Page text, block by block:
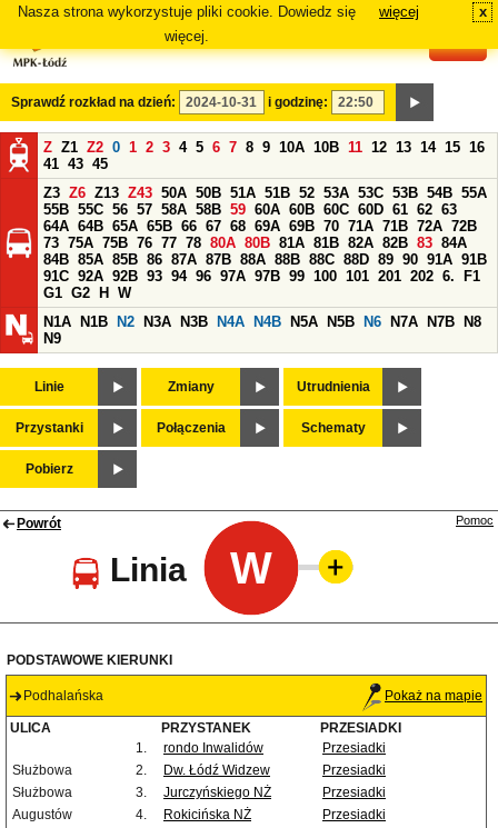
Nasza strona wykorzystuje pliki cookie. Dowiedz się
więcej.
więcej x
Sprawdź rozkład na dzień: i godzinę:
Z Z1 Z2 0 1 2 3 4 5 6 7 8 9 10A 10B 11 12 13 14 15 16
41 43 45
Z3 Z6 Z13 Z43 50A 50B 51A 51B 52 53A 53C 53B 54B 55A
55B 55C 56 57 58A 58B 59 60A 60B 60C 60D 61 62 63
64A 64B 65A 65B 66 67 68 69A 69B 70 71A 71B 72A 72B
73 75A 75B 76 77 78 80A 80B 81A 81B 82A 82B 83 84A
84B 85A 85B 86 87A 87B 88A 88B 88C 88D 89 90 91A 91B
91C 92A 92B 93 94 96 97A 97B 99 100 101 201 202 6.
F1
G1 G2 H
W
N1A
N1B N2 N3A N3B N4A N4B N5A N5B N6 N7A N7B
N8
N9
Linie Zmiany Utrudnienia
Przystanki Połączenia Schematy
Pobierz
Powrót
Linia W
Pomoc
PODSTAWOWE KIERUNKI
Podhalańska Pokaż na mapie
ULICA PRZYSTANEK
PRZESIADKI
1.
rondo Inwalidów
Przesiadki
Służbowa
2. Dw. Łódź Widzew
Przesiadki
Służbowa
3. Jurczyńskiego NŻ
Przesiadki
Augustów
4. Rokicińska NŻ
Przesiadki